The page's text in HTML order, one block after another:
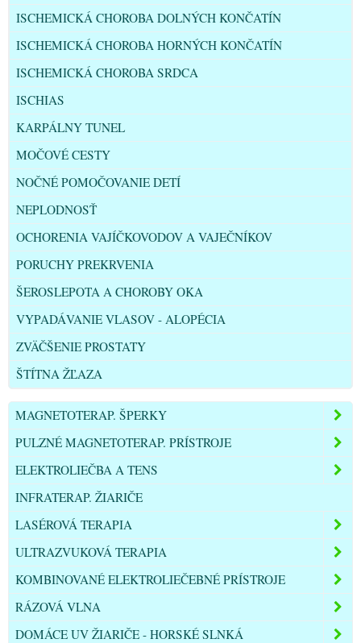
ISCHEMICKÁ CHOROBA DOLNÝCH KONČATÍN
ISCHEMICKÁ CHOROBA HORNÝCH KONČATÍN
ISCHEMICKÁ CHOROBA SRDCA
ISCHIAS
KARPÁLNY TUNEL
MOČOVÉ CESTY
NOČNÉ POMOČOVANIE DETÍ
NEPLODNOSŤ
OCHORENIA VAJÍČKOVODOV A VAJEČNÍKOV
PORUCHY PREKRVENIA
ŠEROSLEPOTA A CHOROBY OKA
VYPADÁVANIE VLASOV - ALOPÉCIA
ZVÄČŠENIE PROSTATY
ŠTÍTNA ŽĽAZA
MAGNETOTERAP. ŠPERKY
PULZNÉ MAGNETOTERAP. PRÍSTROJE
ELEKTROLIEČBA A TENS
INFRATERAP. ŽIARIČE
LASÉROVÁ TERAPIA
ULTRAZVUKOVÁ TERAPIA
KOMBINOVANÉ ELEKTROLIEČEBNÉ PRÍSTROJE
RÁZOVÁ VLNA
DOMÁCE UV ŽIARIČE - HORSKÉ SLNKÁ